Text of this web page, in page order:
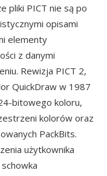
pliki PICT nie są po
opisami
elementy
z danymi
Rewizja PICT 2,
QuickDraw w 1987
bitowego koloru,
kolorów oraz
PackBits.
użytkownika